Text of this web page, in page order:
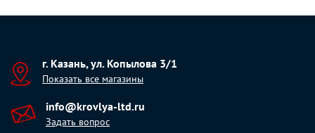
г. Казань, ул. Копылова 3/1
Показать все магазины
info@krovlya-ltd.ru
Задать вопрос